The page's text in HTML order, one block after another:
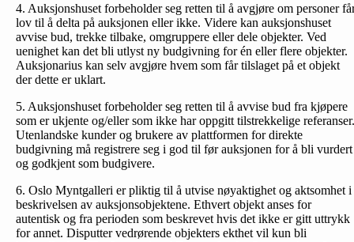
4. Auksjonshuset forbeholder seg retten til å avgjøre om personer
lov til å delta på auksjonen eller ikke. Videre kan auksjonshuset
avvise bud, trekke tilbake, omgruppere eller dele objekter. Ved
uenighet kan det bli utlyst ny budgivning for én eller flere objekter.
Auksjonarius kan selv avgjøre hvem som får tilslaget på et objekt
der dette er uklart.
5. Auksjonshuset forbeholder seg retten til å avvise bud fra kjøpere
som er ukjente og/eller som ikke har oppgitt tilstrekkelige referanser.
Utenlandske kunder og brukere av plattformen for direkte
budgivning må registrere seg i god til før auksjonen for å bli vurdert
og godkjent som budgivere.
6. Oslo Myntgalleri er pliktig til å utvise nøyaktighet og aktsomhet i
beskrivelsen av auksjonsobjektene. Ethvert objekt anses for
autentisk og fra perioden som beskrevet hvis det ikke er gitt uttrykk
for annet. Disputter vedrørende objekters ekthet vil kun bli